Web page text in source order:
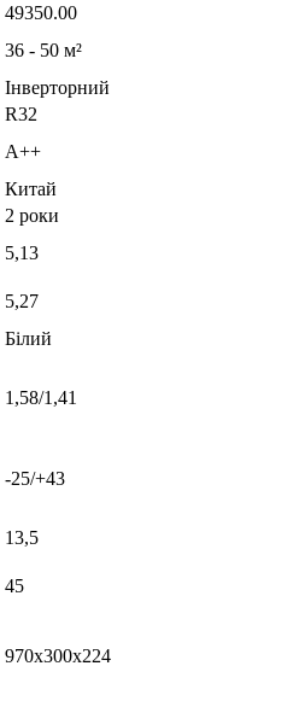
49350.00
36 - 50 м²
Інверторний
R32
A++
Китай
2 роки
5,13
5,27
Білий
1,58/1,41
-25/+43
13,5
45
970x300x224